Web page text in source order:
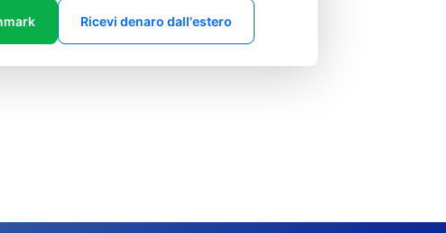
Ricevi denaro dall'estero